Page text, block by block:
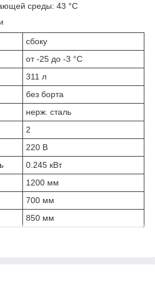
среды: 43 °C
сбоку
от -25 до -3 °С
311 л
без борта
нерж. сталь
2
220 В
0.245 кВт
1200 мм
700 мм
850 мм